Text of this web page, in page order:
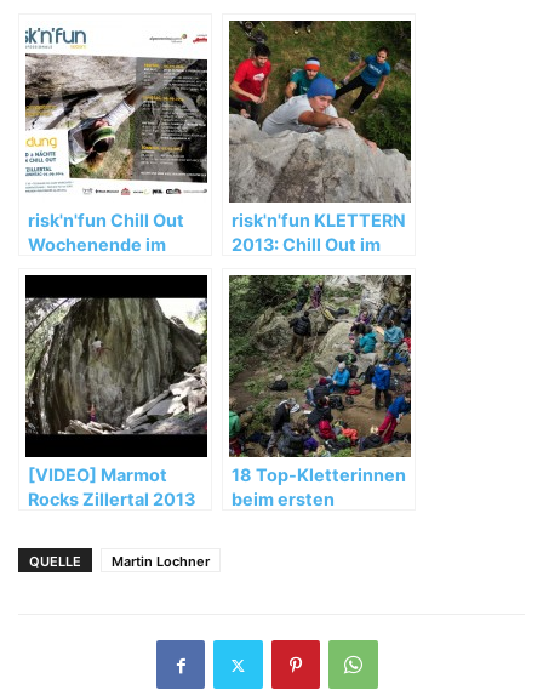
risk'n'fun Chill Out
Wochenende im
risk'n'fun KLETTERN
2013: Chill Out im
[VIDEO] Marmot
Rocks Zillertal 2013
18 Top-Kletterinnen
beim ersten
QUELLE Martin Lochner